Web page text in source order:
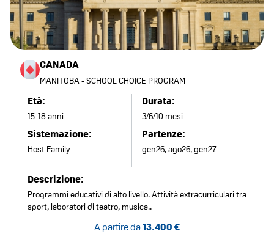
CANADA
MANITOBA - SCHOOL CHOICE PROGRAM
Età:
15-18 anni
Sistemazione:
Host Family
Durata:
3/6/10 mesi
Partenze:
gen26, ago26, gen27
Descrizione:
Programmi educativi di alto livello. Attività extracurriculari tra
sport, laboratori di teatro, musica..
A partire da13.400 €